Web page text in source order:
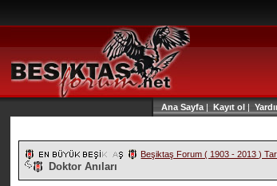
Ana Sayfa | Kayıt ol |
Beşiktaş Forum ( 1903 - 2013 )
Doktor Anıları